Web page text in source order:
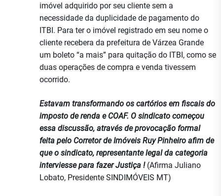
imóvel adquirido por seu cliente sem a
necessidade da duplicidade de pagamento do
ITBI. Para ter o imóvel registrado em seu nome o
cliente recebera da prefeitura de Várzea Grande
um boleto “a mais” para quitação do ITBI, como se
duas operações de compra e venda tivessem
ocorrido.
Estavam transformando os cartórios em fiscais do
imposto de renda e COAF. O sindicato começou
essa discussão, através de provocação formal
feita pelo Corretor de Imóveis Ruy Pinheiro afim de
que o sindicato, representante legal da categoria
interviesse para fazer Justiça !(Afirma Juliano
Lobato, Presidente SINDIMÓVEIS MT)